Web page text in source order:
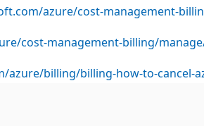
azure/cost-management-
cost-management-billing/
billing/billing-how-to-cancel-